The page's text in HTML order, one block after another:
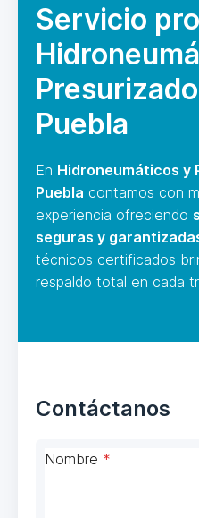
Servicio
Puebla
En Hidroneumáticos y
Puebla contamos con
experiencia ofreciendo
seguras y
técnicos certificados
respaldo total en cada
Contáctanos
Nombre *